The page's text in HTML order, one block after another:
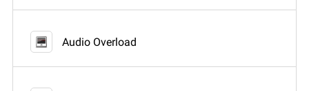
Audio Overload